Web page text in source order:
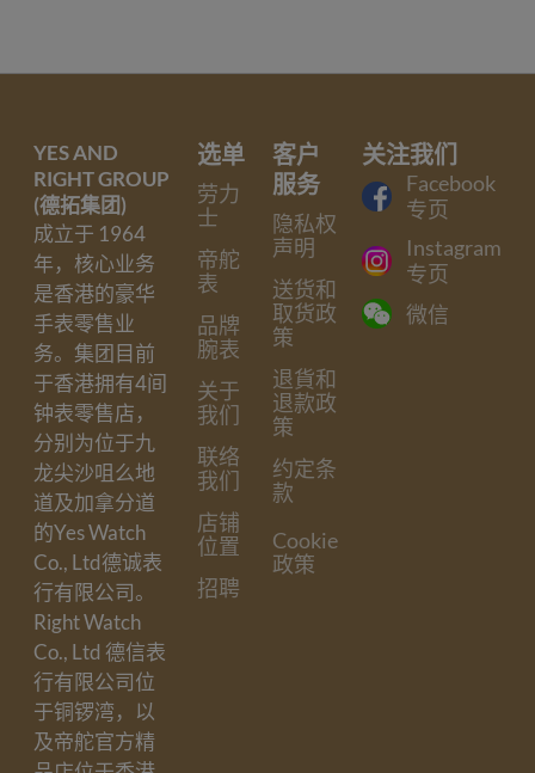
选单
劳力
士
帝舵
表
品牌
腕表
关于
我们
联络
我们
店铺
位置
招聘
客户
服务
隐私权
声明
送货和
取货政
策
退貨和
退款政
策
约定条
款
Cookie
政策
关注我们
Facebook
专页
Instagram
专页
微信
YES AND
RIGHT GROUP
(德拓集团)
成立于 1964
年，核心业务
是香港的豪华
手表零售业
务。集团目前
于香港拥有4间
钟表零售店，
分别为位于九
龙尖沙咀么地
道及加拿分道
的Yes Watch
Co., Ltd德诚表
行有限公司。
Right Watch
Co., Ltd 德信表
行有限公司位
于铜锣湾，以
及帝舵官方精